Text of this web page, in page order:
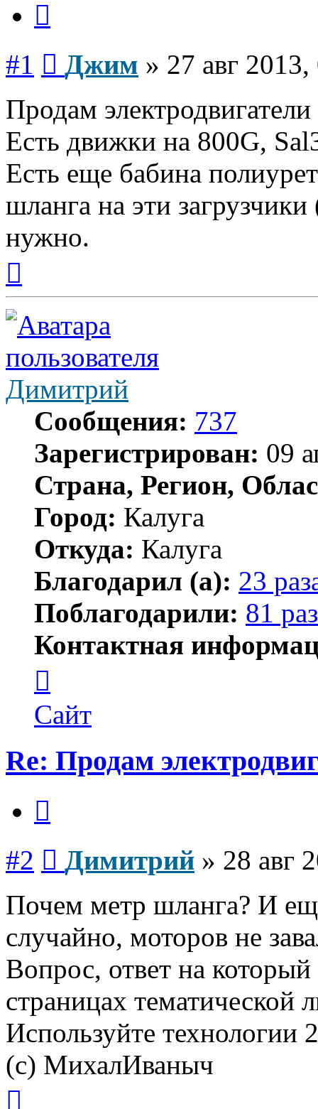
#1 Джим » 27 авг
Продам
Есть движки на 800G,
Есть еще бабина
шланга на эти
нужно.
началу
Димитрий
Сообщения: 737
Зарегистрирован: 09
Страна, Регион,
Город: Калуга
Откуда: Калуга
Благодарил (а): 23
Поблагодарили: 81 раз
Контактная
пользователя
Димитрий
Сайт
Re: Продам
#2 Димитрий » 28 авг
Почем метр шланга? И
случайно, моторов не
Вопрос, ответ на
страницах тематической
Используйте технологии
(с) МихалИваныч